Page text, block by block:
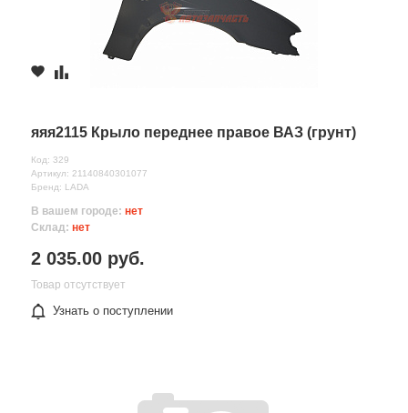
яяя2115 Крыло переднее правое ВАЗ (грунт)
Код: 329
Артикул: 21140840301077
Бренд: LADA
В вашем городе: нет
Склад: нет
2 035.00 руб.
Товар отсутствует
Узнать о поступлении